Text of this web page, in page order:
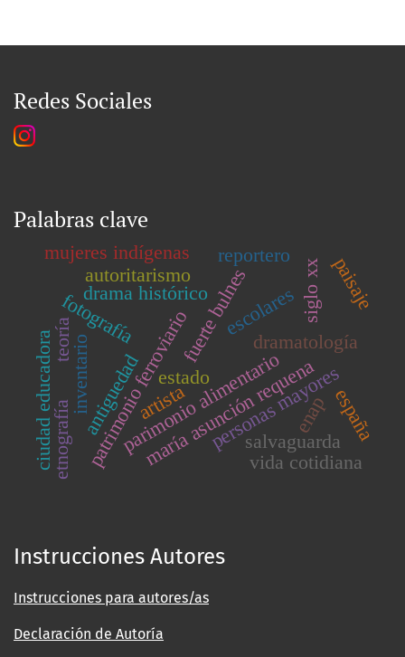
Redes Sociales
Palabras clave
escolares
parimonio alimentario
patrimonio ferroviario dramatología
drama histórico
maría asunción requena
fuerte bulnes
personas mayores
salvaguarda
antiguedad
inventario estado
autoritarismo
fotografía siglo xx
españa
etnografía
paisaje
ciudad educadora enap
vida cotidiana
reportero
mujeres indígenas
teoría
artista
Instrucciones Autores
Instrucciones para autores/as
Declaración de Autoría